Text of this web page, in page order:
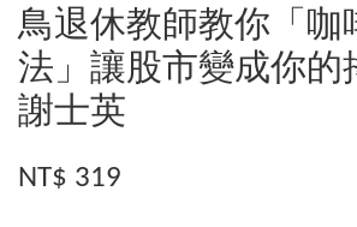
鳥退休教師教你「咖
法」讓股市變成你的
謝士英
NT$ 319